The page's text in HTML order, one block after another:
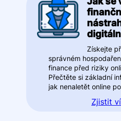
Získejte
správném
finance před riziky
Přečtěte si základní
jak nenaletět online
Zjistit